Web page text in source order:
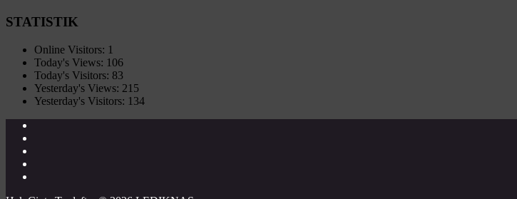
STATISTIK
Online Visitors: 1
Today's Views: 106
Today's Visitors: 83
Yesterday's Views: 215
Yesterday's Visitors: 134